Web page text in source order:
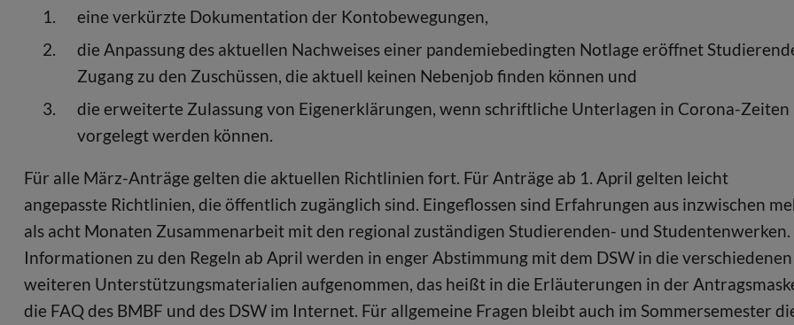
eine verkürzte Dokumentation der Kontobewegungen,
die Anpassung des aktuellen Nachweises einer pandemiebedingten Notlage eröffnet
Zugang zu den Zuschüssen, die aktuell keinen Nebenjob finden können und
die erweiterte Zulassung von Eigenerklärungen, wenn schriftliche Unterlagen in Corona-
vorgelegt werden können.
Für alle März-Anträge gelten die aktuellen Richtlinien fort. Für Anträge ab 1. April gelten leicht
angepasste Richtlinien, die öffentlich zugänglich sind. Eingeflossen sind Erfahrungen aus inzwischen
als acht Monaten Zusammenarbeit mit den regional zuständigen Studierenden- und Studentenwerken.
Informationen zu den Regeln ab April werden in enger Abstimmung mit dem DSW in die verschiedenen
weiteren Unterstützungsmaterialien aufgenommen, das heißt in die Erläuterungen in der
die FAQ des BMBF und des DSW im Internet. Für allgemeine Fragen bleibt auch im Sommersemester